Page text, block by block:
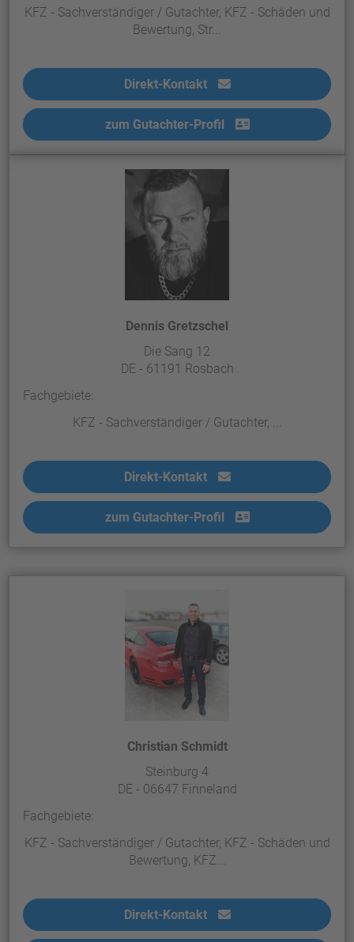
KFZ - Sachverständiger / Gutachter, KFZ - Schäden und
Bewertung, Str...
Direkt-Kontakt
zum Gutachter-Profil
Dennis Gretzschel
Die Sang 12
DE - 61191 Rosbach
Fachgebiete:
KFZ - Sachverständiger / Gutachter, ...
Direkt-Kontakt
zum Gutachter-Profil
Christian Schmidt
Steinburg 4
DE - 06647 Finneland
Fachgebiete:
KFZ - Sachverständiger / Gutachter, KFZ - Schäden und
Bewertung, KFZ...
Direkt-Kontakt